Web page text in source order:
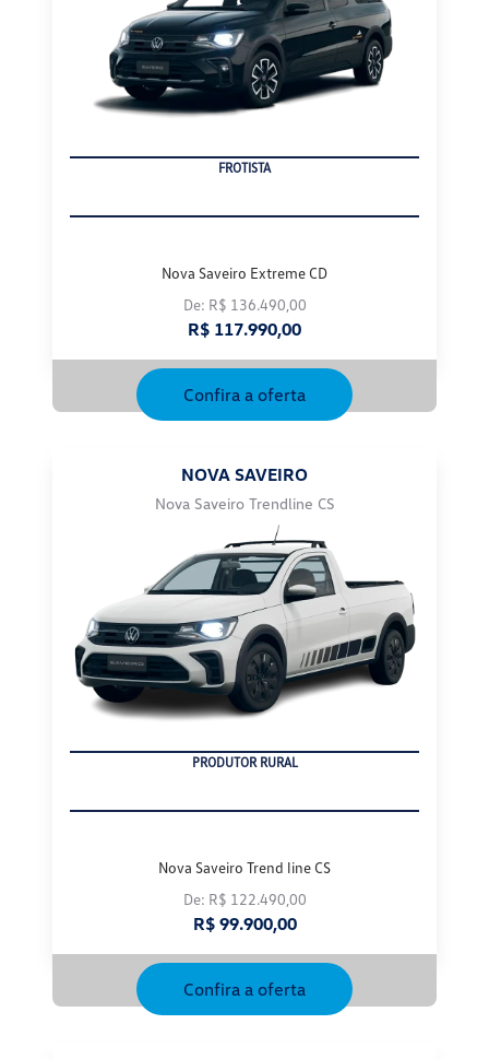
FROTISTA
Nova Saveiro Extreme CD
De: R$ 136.490,00
R$ 117.990,00
Confira a oferta
NOVA SAVEIRO
Nova Saveiro Trendline CS
CNPJ
Nova Saveiro Trend line CS
De: R$ 122.490,00
R$ 99.900,00
Confira a oferta